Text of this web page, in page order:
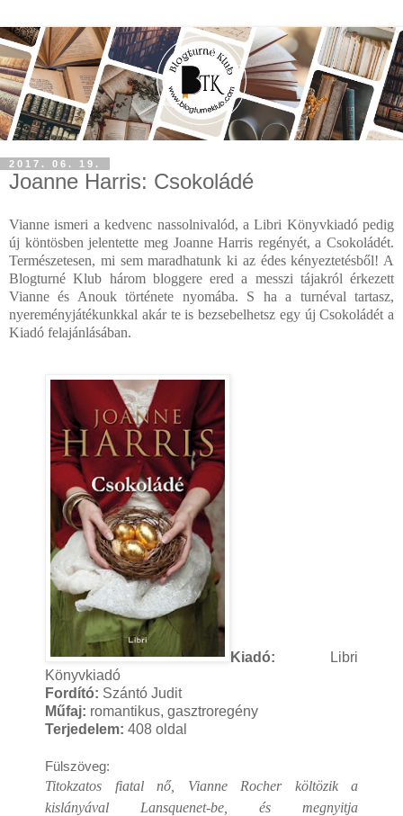
2017. 06. 19.
Joanne Harris: Csokoládé
Vianne ismeri a kedvenc nassolnivalód, a Libri Könyvkiadó pedig
új köntösben jelentette meg Joanne Harris regényét, a Csokoládét.
Természetesen, mi sem maradhatunk ki az édes kényeztetésből! A
Blogturné Klub három bloggere ered a messzi tájakról érkezett
Vianne és Anouk története nyomába. S ha a turnéval tartasz,
nyereményjátékunkkal akár te is bezsebelhetsz egy új Csokoládét a
Kiadó felajánlásában.
Kiadó: Libri
Könyvkiadó
Fordító: Szántó Judit
Műfaj: romantikus, gasztroregény
Terjedelem: 408 oldal
Fülszöveg:
Titokzatos fiatal nő, Vianne Rocher költözik a
kislányával Lansquenet-be, és megnyitja